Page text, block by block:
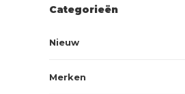
Categorieën
Nieuw
Merken